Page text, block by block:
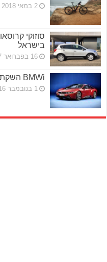
2 במאי 2018
בישראל
16 בפברואר 2017
BMWi השקת הכוח של המחר
1 בנובמבר 2016